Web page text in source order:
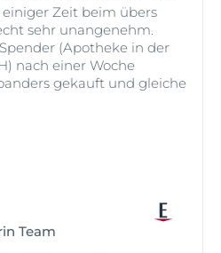
Zeit beim übers
sehr unangenehm.
(Apotheke in der
nach einer Woche
gekauft und gleiche
Team